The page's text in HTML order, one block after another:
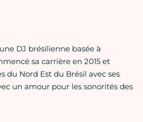
DJ brésilienne basée à
sa carrière en 2015 et
du Nord Est du Brésil avec ses
un amour pour les sonorités des